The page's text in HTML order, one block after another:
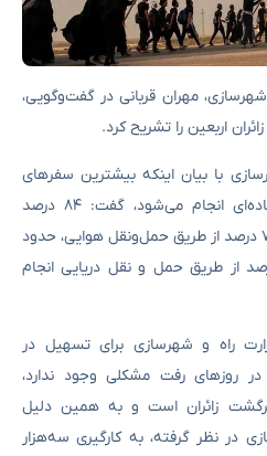
راه و شهرسازی، مهران قربانی در گفت‌وگویی،
اربعین را تشریح کرد.
با بیان اینکه بیشترین سفرهای
اربعین از طریق حمل و نقل جاده‌ای انجام می‌شود، گفت: ۸۴ درصد
سفرهای اربعین از طریق جاده، ۷.۵ درصد از طریق حمل‌ونقل هوایی، حدود
از طریق حمل و نقل دریایی انجام
راه و شهرسازی برای تسهیل در
روزهای رفت مشکلی وجود ندارد،
زائران است و به همین دلیل
در نظر گرفته، به کارگیری سه‌هزار